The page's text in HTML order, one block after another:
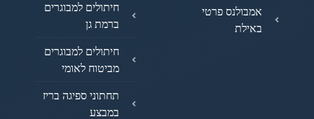
אמבולנס פרטי
באילת
חיתולים למבוגרים
ברמת גן
חיתולים למבוגרים
מביטוח לאומי
תחתוני ספיגה בריז
במבצע